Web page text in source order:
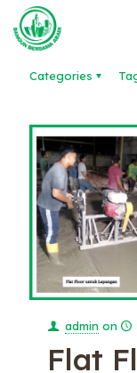
Categories
admin on
Flat